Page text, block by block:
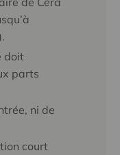
doit
parts
ni de
court